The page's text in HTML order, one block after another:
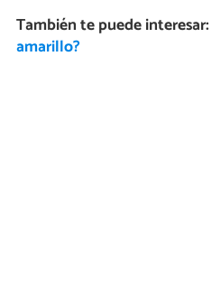
También te puede interesar:
amarillo?